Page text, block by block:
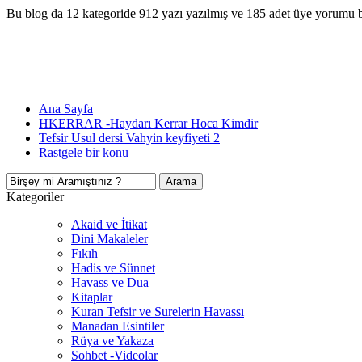
Bu blog da 12 kategoride 912 yazı yazılmış ve 185 adet üye yorumu
Ana Sayfa
HKERRAR -Haydarı Kerrar Hoca Kimdir
Tefsir Usul dersi Vahyin keyfiyeti 2
Rastgele bir konu
Kategoriler
Akaid ve İtikat
Dini Makaleler
Fıkıh
Hadis ve Sünnet
Havass ve Dua
Kitaplar
Kuran Tefsir ve Surelerin Havassı
Manadan Esintiler
Rüya ve Yakaza
Sohbet -Videolar